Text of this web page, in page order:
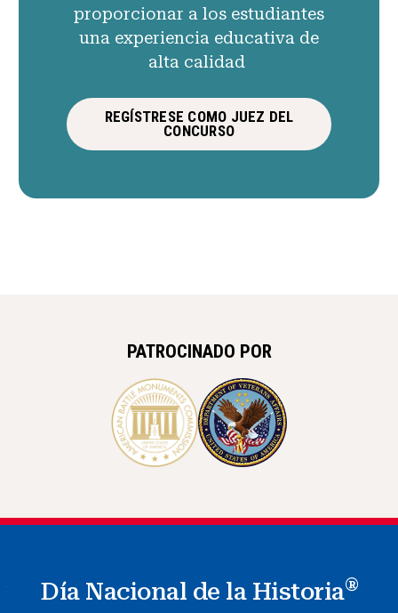
proporcionar a los estudiantes
una experiencia educativa de
alta calidad
REGÍSTRESE COMO JUEZ DEL
CONCURSO
PATROCINADO POR
Día Nacional de la Historia®